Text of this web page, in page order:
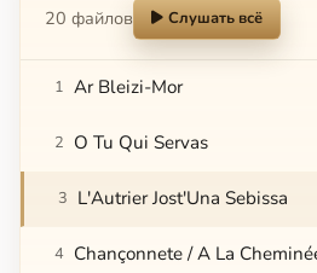
20 файлов Слушать всё
1 Ar Bleizi-Mor
2 O Tu Qui Servas
3 L'Autrier Jost'Una Sebissa
4 Chançonnete / A La